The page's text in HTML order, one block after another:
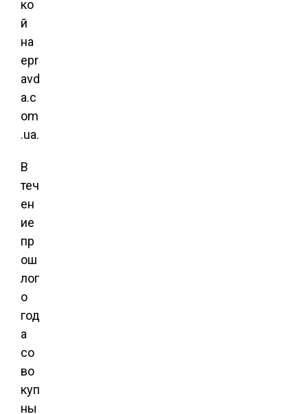
ко
й
на
epr
avd
a.c
om
.ua.
В
теч
ен
ие
пр
ош
лог
о
год
а
со
во
куп
ны